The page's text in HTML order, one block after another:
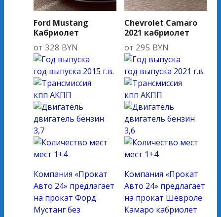
Ford Mustang
Кабриолет
от 328 BYN
год выпуска 2015 г.в.
кпп АКПП
двигатель бензин
3,7
мест 1+4
Компания «Прокат
Авто 24» предлагает
на прокат Форд
Мустанг без
Chevrolet Camaro
2021 кабриолет
от 295 BYN
год выпуска 2021 г.в.
кпп АКПП
двигатель бензин
3,6
мест 1+4
Компания «Прокат
Авто 24» предлагает
на прокат Шевроле
Камаро кабриолет